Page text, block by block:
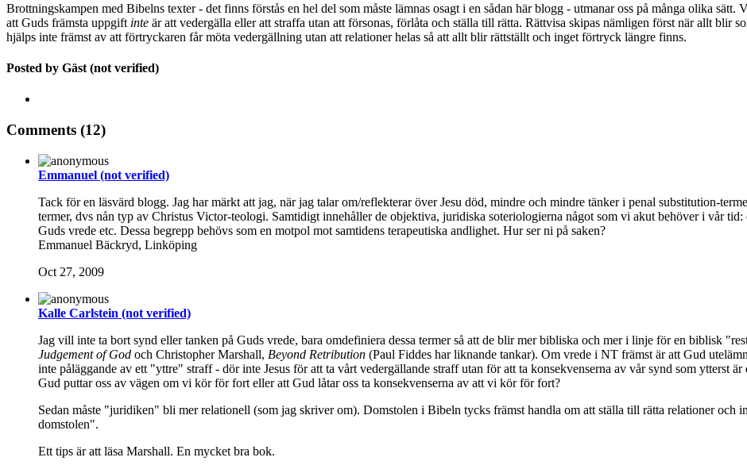
Brottningskampen med Bibelns texter - det finns förstås en hel del som måste lämnas osagt i en sådan här blogg - utmanar oss på många olika
att Guds främsta uppgift inte är att vedergälla eller att straffa utan att försonas, förlåta och ställa till rätta. Rättvisa skipas nämligen först när allt blir
hjälps inte främst av att förtryckaren får möta vedergällning utan att relationer helas så att allt blir rättställt och inget förtryck längre finns.
Posted by Gäst (not verified)
Comments (12)
Emmanuel (not verified)
Tack för en läsvärd blogg. Jag har märkt att jag, när jag talar om/reflekterar över Jesu död, mindre och mindre tänker i penal substitution-
termer, dvs nån typ av Christus Victor-teologi. Samtidigt innehåller de objektiva, juridiska soteriologierna något som vi akut behöver i vår
Guds vrede etc. Dessa begrepp behövs som en motpol mot samtidens terapeutiska andlighet. Hur ser ni på saken?
Emmanuel Bäckryd, Linköping
Oct 27, 2009
Kalle Carlstein (not verified)
Jag vill inte ta bort synd eller tanken på Guds vrede, bara omdefiniera dessa termer så att de blir mer bibliska och mer i linje för en biblisk
Judgement of God och Christopher Marshall, Beyond Retribution (Paul Fiddes har liknande tankar). Om vrede i NT främst är att Gud
inte påläggande av ett "yttre" straff - dör inte Jesus för att ta vårt vedergällande straff utan för att ta konsekvenserna av vår synd som ytterst
Gud puttar oss av vägen om vi kör för fort eller att Gud låtar oss ta konsekvenserna av att vi kör för fort?
Sedan måste "juridiken" bli mer relationell (som jag skriver om). Domstolen i Bibeln tycks främst handla om att ställa till rätta relationer och
domstolen".
Ett tips är att läsa Marshall. En mycket bra bok.